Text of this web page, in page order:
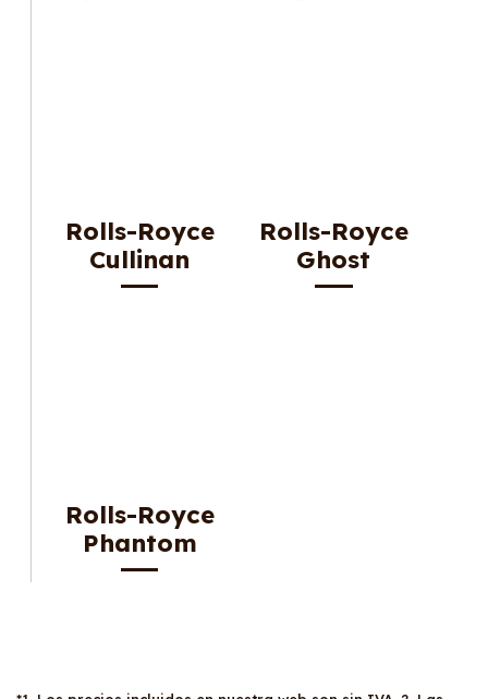
Rolls-Royce
Cullinan
Rolls-Royce
Ghost
Rolls-Royce
Phantom